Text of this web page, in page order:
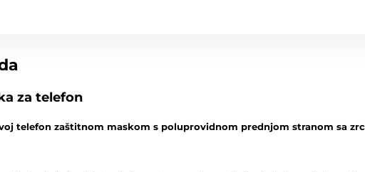
za telefon
telefon zaštitnom maskom s poluprovidnom prednjom stranom sa